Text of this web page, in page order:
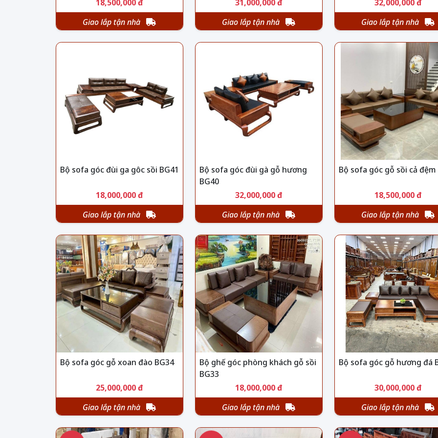
18,500,000 đ
Giao lắp tận nhà
31,000,000 đ
Giao lắp tận nhà
32,000,000 đ
Giao lắp tận nhà
Bộ sofa góc đùi ga gôc sồi BG41
18,000,000 đ
Giao lắp tận nhà
Bộ sofa góc đùi gà gỗ hương
BG40
32,000,000 đ
Giao lắp tận nhà
Bộ sofa góc gỗ sồi cả đệm
18,500,000 đ
Giao lắp tận nhà
Bộ sofa góc gỗ xoan đào BG34
25,000,000 đ
Giao lắp tận nhà
Bộ ghế góc phòng khách gỗ sồi
BG33
18,000,000 đ
Giao lắp tận nhà
Bộ sofa góc gỗ hương đá
30,000,000 đ
Giao lắp tận nhà